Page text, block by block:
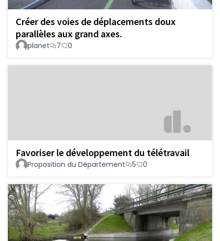
Créer des voies de déplacements doux
parallèles aux grand axes.
planet 7 0
Favoriser le développement du télétravail
Proposition du Département 5 0